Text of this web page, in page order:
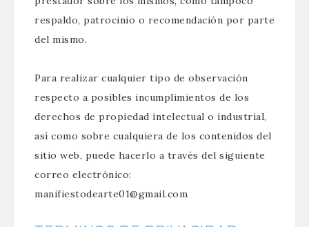
respaldo, patrocinio o recomendación por parte
del mismo.
Para realizar cualquier tipo de observación
respecto a posibles incumplimientos de los
derechos de propiedad intelectual o industrial,
así como sobre cualquiera de los contenidos del
sitio web, puede hacerlo a través del siguiente
correo electrónico:
manifiestodearte01@gmail.com